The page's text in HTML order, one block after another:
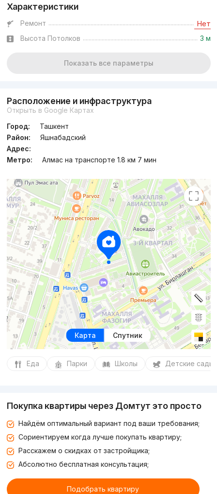
Характеристики
Ремонт Нет
Высота Потолков 3 м
Показать все параметры
Расположение и инфраструктура
Открыть в Google Картах
Город:
Ташкент
Район:
Яшнабадский
Адрес:
Метро:
Алмас на транспорте 1.8 км 7 мин
Карта Спутник
Еда Парки Школы Детские сады
Покупка квартиры через Домтут это просто
Найдём оптимальный вариант под ваши требования;
Сориентируем когда лучше покупать квартиру;
Расскажем о скидках от застройщика;
Абсолютно бесплатная консультация;
Подобрать квартиру